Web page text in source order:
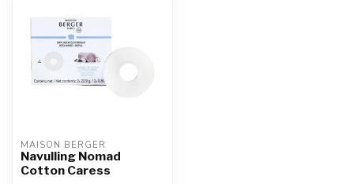
MAISON BERGER
Navulling Nomad
Cotton Caress